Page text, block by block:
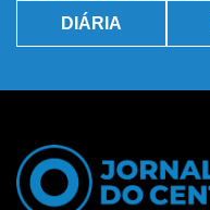
DIÁRIA